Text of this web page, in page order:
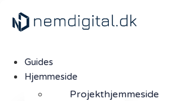
Guides
Hjemmeside
Projekthjemmeside